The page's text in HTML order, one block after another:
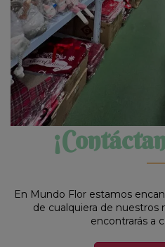
En Mundo Flor estamos
de cualquiera de
encontrarás a